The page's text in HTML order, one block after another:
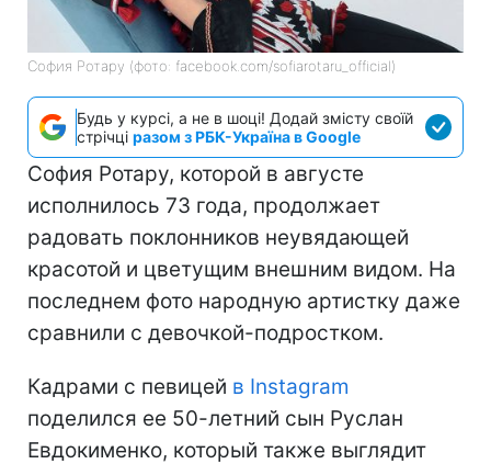
София Ротару (фото: facebook.com/sofiarotaru_official)
Будь у курсі, а не в шоці! Додай змісту своїй
стрічці разом з РБК-Україна в Google
София Ротару, которой в августе
исполнилось 73 года, продолжает
радовать поклонников неувядающей
красотой и цветущим внешним видом. На
последнем фото народную артистку даже
сравнили с девочкой-подростком.
Кадрами с певицей в Instagram
поделился ее 50-летний сын Руслан
Евдокименко, который также выглядит